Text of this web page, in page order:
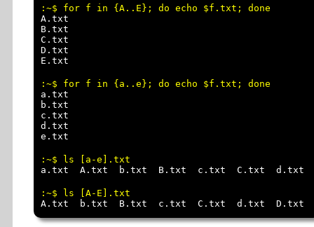
A.txt
B.txt
C.txt
D.txt
a.txt
b.txt
c.txt
d.txt
a.txt  A.txt  b.txt  B.txt  c.txt  C.txt  d.txt
A.txt  b.txt  B.txt  c.txt  C.txt  d.txt  D.txt